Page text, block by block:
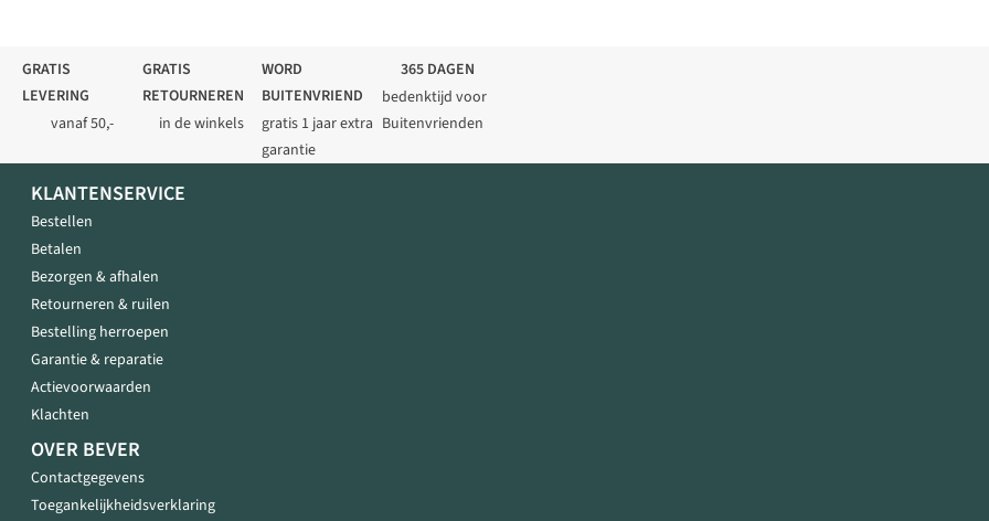
GRATIS
LEVERING
vanaf 50,-
GRATIS
RETOURNEREN
in de winkels
WORD
BUITENVRIEND
gratis 1 jaar extra
garantie
365 DAGEN
bedenktijd voor
Buitenvrienden
KLANTENSERVICE
Bestellen
Betalen
Bezorgen & afhalen
Retourneren & ruilen
Bestelling herroepen
Garantie & reparatie
Actievoorwaarden
Klachten
OVER BEVER
Contactgegevens
Toegankelijkheidsverklaring